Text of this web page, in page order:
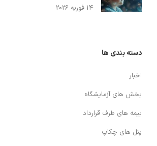
14 فوریه 2026
دسته بندی ها
اخبار
بخش های آزمایشگاه
بیمه های طرف قرارداد
پنل های چکاپ